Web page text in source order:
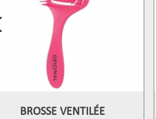
Afficher Plus
BROSSE VENTILÉE